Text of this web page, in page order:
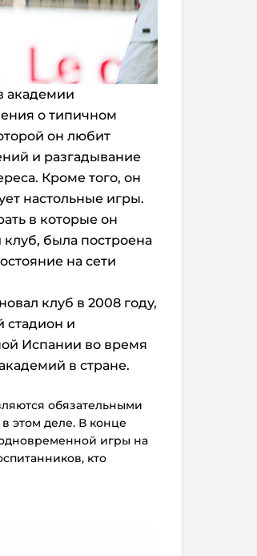
академии
о типичном
он любит
и разгадывание
Кроме того, он
настольные игры.
в которые он
клуб, была построена
на сети
клуб в 2008 году,
стадион и
Испании во время
в стране.
обязательными
этом деле. В конце
игры на
кто